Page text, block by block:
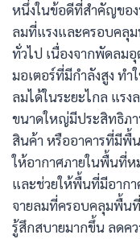
หนึ่งในข้อดีที่สำคัญของ
ลมที่แรงและครอบคลุ
ทั่วไป เนื่องจากพัดลม
มอเตอร์ที่มีกำลังสูง ทำ
ลมได้ในระยะไกล แร
ขนาดใหญ่มีประสิทธิภา
สินค้า หรืออาคารที่มีพื้
ให้อากาศภายในพื้นที่ห
และช่วยให้พื้นที่มีอากา
จายลมที่ครอบคลุมพื้น
รู้สึกสบายมากขึ้น ลดค